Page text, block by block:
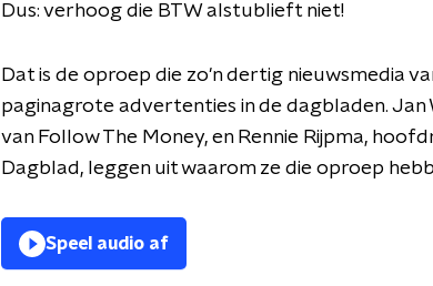
Dus: verhoog die BTW alstublieft niet!
Dat is de oproep die zo'n dertig nieuwsmedia
paginagrote advertenties in de dagbladen. Jan
van Follow The Money, en Rennie Rijpma,
Dagblad, leggen uit waarom ze die oproep
Speel audio af